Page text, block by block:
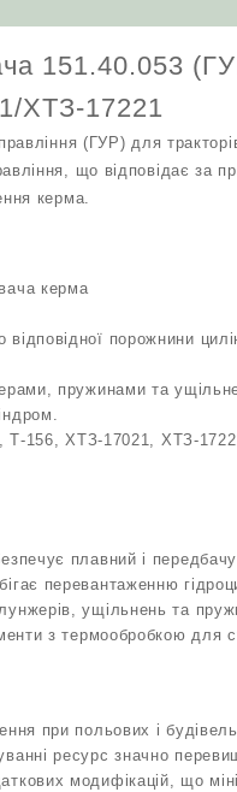
151.40.053
ХТЗ‑17221
(ГУР) для
що відповідає за
керма.
керма
порожнини
пружинами та
Т‑156, ХТЗ‑17021,
плавний і
перевантаженню
ущільнень та
з термообробкою для
при польових і
ресурс значно
модифікацій, що